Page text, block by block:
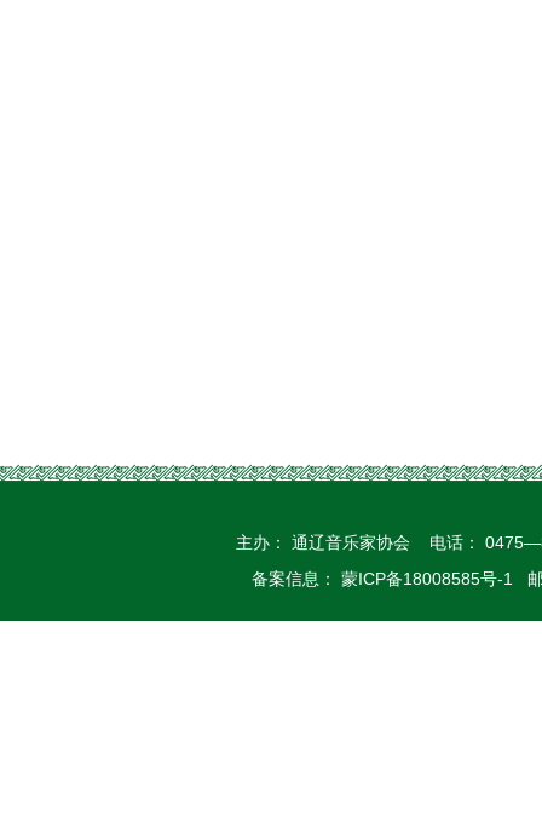
主办： 通辽音乐家协会 电话：
备案信息： 蒙ICP备18008585号-1